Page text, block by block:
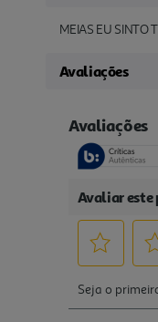
MEIAS EU SINTO
Avaliações